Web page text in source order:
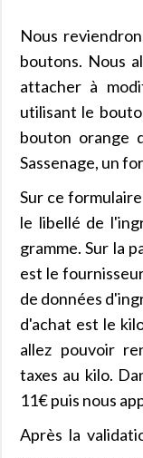
Nous
boutons. Nous
attacher à
utilisant le
bouton orange
Sassenage, un
Sur ce
le libellé de
gramme. Sur la
est le
de données
d'achat est le
allez pouvoir
taxes au kilo.
11€ puis nous
Après la